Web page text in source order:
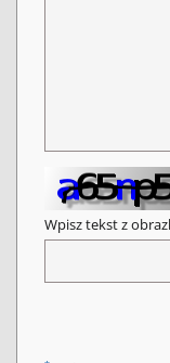
Wpisz tekst z